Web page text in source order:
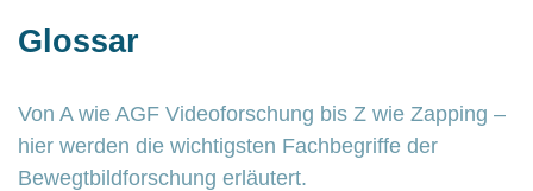
Glossar
Von A wie AGF Videoforschung bis Z wie Zapping –
hier werden die wichtigsten Fachbegriffe der
Bewegtbildforschung erläutert.